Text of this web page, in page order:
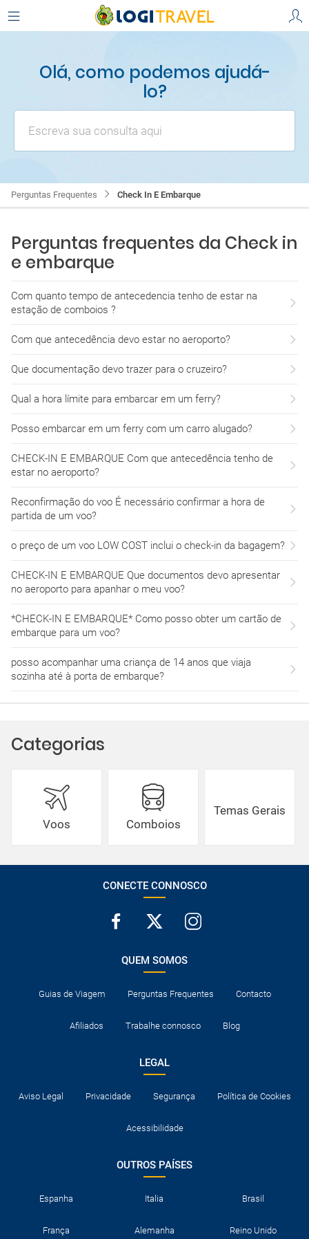
Olá, como podemos ajudá-
lo?
Escreva sua consulta aqui
Perguntas Frequentes Check In E Embarque
Perguntas frequentes da Check in
e embarque
Com quanto tempo de antecedencia tenho de estar na
estação de comboios ?
Com que antecedência devo estar no aeroporto?
Que documentação devo trazer para o cruzeiro?
Qual a hora límite para embarcar em um ferry?
Posso embarcar em um ferry com um carro alugado?
CHECK-IN E EMBARQUE Com que antecedência tenho de
estar no aeroporto?
Reconfirmação do voo É necessário confirmar a hora de
partida de um voo?
o preço de um voo LOW COST inclui o check-in da bagagem?
CHECK-IN E EMBARQUE Que documentos devo apresentar
no aeroporto para apanhar o meu voo?
*CHECK-IN E EMBARQUE* Como posso obter um cartão de
embarque para um voo?
posso acompanhar uma criança de 14 anos que viaja
sozinha até à porta de embarque?
Categorias
Voos Comboios
Temas Gerais
CONECTE CONNOSCO
QUEM SOMOS
Guias de Viagem Perguntas Frequentes Contacto
Afiliados Trabalhe connosco Blog
LEGAL
Aviso Legal Privacidade Segurança Política de Cookies
Acessibilidade
OUTROS PAÍSES
Espanha Italia Brasil
França Alemanha Reino Unido